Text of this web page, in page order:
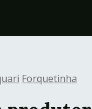
Forquetinha